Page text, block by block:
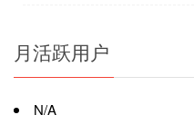
月活跃用户
N/A